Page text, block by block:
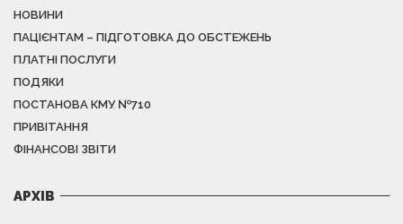
НОВИНИ
ПАЦІЄНТАМ – ПІДГОТОВКА ДО ОБСТЕЖЕНЬ
ПЛАТНІ ПОСЛУГИ
ПОДЯКИ
ПОСТАНОВА КМУ №710
ПРИВІТАННЯ
ФІНАНСОВІ ЗВІТИ
АРХІВ